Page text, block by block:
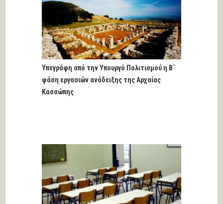
Υπεγράφη από την Υπουργό Πολιτισμού η Β΄
φάση εργασιών ανάδειξης της Αρχαίας
Κασσώπης